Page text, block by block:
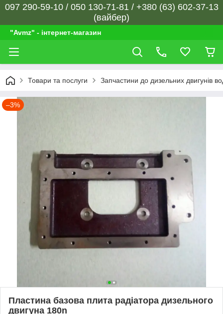
097 290-59-10 / 050 130-71-81 / +380 (63) 602-37-13
(вайбер)
"Avmz" - інтернет-магазин
Товари та послуги Запчастини до дизельних двигунів
–3%
Пластина базова плита радіатора дизельного
двигуна 180n